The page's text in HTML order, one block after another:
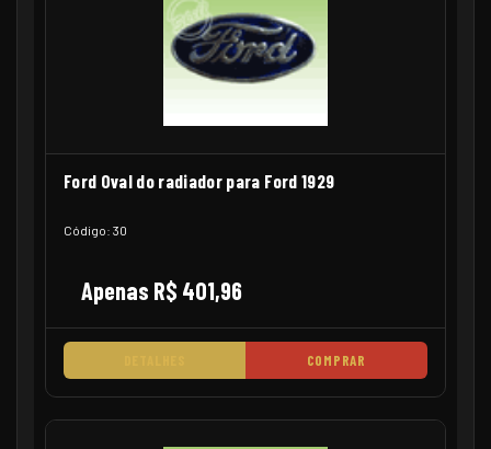
Ford Oval do radiador para Ford 1929
Código: 30
Apenas R$ 401,96
COMPRAR